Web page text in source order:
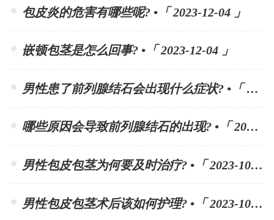
包皮炎的危害有哪些呢? •「 2023-12-04 」
嵌顿包茎是怎么回事? •「 2023-12-04 」
男性患了前列腺结石会出现什么症状? •「 2023-11-10 」
哪些原因会导致前列腺结石的出现? •「 2023-11-10 」
男性包皮包茎为何要及时治疗? •「 2023-10-30 」
男性包皮包茎术后该如何护理? •「 2023-10-30 」